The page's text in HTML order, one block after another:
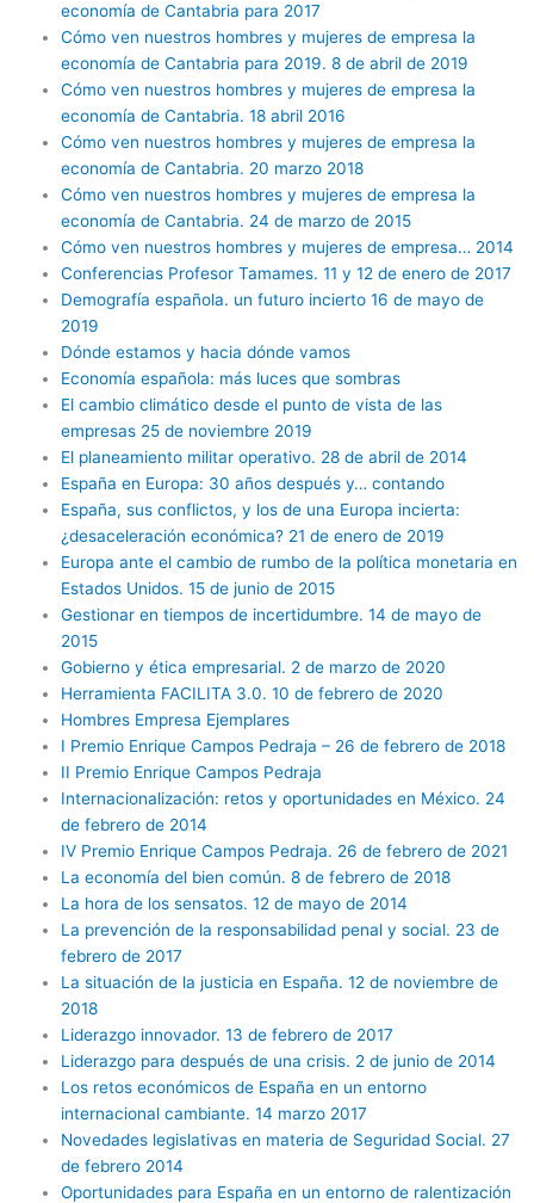
economía de Cantabria para 2017
Cómo ven nuestros hombres y mujeres de empresa la
economía de Cantabria para 2019. 8 de abril de 2019
Cómo ven nuestros hombres y mujeres de empresa la
economía de Cantabria. 18 abril 2016
Cómo ven nuestros hombres y mujeres de empresa la
economía de Cantabria. 20 marzo 2018
Cómo ven nuestros hombres y mujeres de empresa la
economía de Cantabria. 24 de marzo de 2015
Cómo ven nuestros hombres y mujeres de empresa… 2014
Conferencias Profesor Tamames. 11 y 12 de enero de 2017
Demografía española. un futuro incierto 16 de mayo de
2019
Dónde estamos y hacia dónde vamos
Economía española: más luces que sombras
El cambio climático desde el punto de vista de las
empresas 25 de noviembre 2019
El planeamiento militar operativo. 28 de abril de 2014
España en Europa: 30 años después y… contando
España, sus conflictos, y los de una Europa incierta:
¿desaceleración económica? 21 de enero de 2019
Europa ante el cambio de rumbo de la política monetaria en
Estados Unidos. 15 de junio de 2015
Gestionar en tiempos de incertidumbre. 14 de mayo de
2015
Gobierno y ética empresarial. 2 de marzo de 2020
Herramienta FACILITA 3.0. 10 de febrero de 2020
Hombres Empresa Ejemplares
I Premio Enrique Campos Pedraja – 26 de febrero de 2018
II Premio Enrique Campos Pedraja
Internacionalización: retos y oportunidades en México. 24
de febrero de 2014
IV Premio Enrique Campos Pedraja. 26 de febrero de 2021
La economía del bien común. 8 de febrero de 2018
La hora de los sensatos. 12 de mayo de 2014
La prevención de la responsabilidad penal y social. 23 de
febrero de 2017
La situación de la justicia en España. 12 de noviembre de
2018
Liderazgo innovador. 13 de febrero de 2017
Liderazgo para después de una crisis. 2 de junio de 2014
Los retos económicos de España en un entorno
internacional cambiante. 14 marzo 2017
Novedades legislativas en materia de Seguridad Social. 27
de febrero 2014
Oportunidades para España en un entorno de ralentización